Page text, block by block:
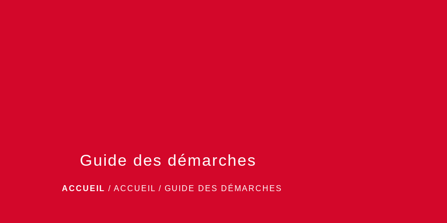
Guide des démarches
ACCUEIL / ACCUEIL / GUIDE DES DÉMARCHES